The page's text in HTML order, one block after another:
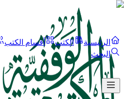
الرئيسية الكتب أقسام الكتب
البحث